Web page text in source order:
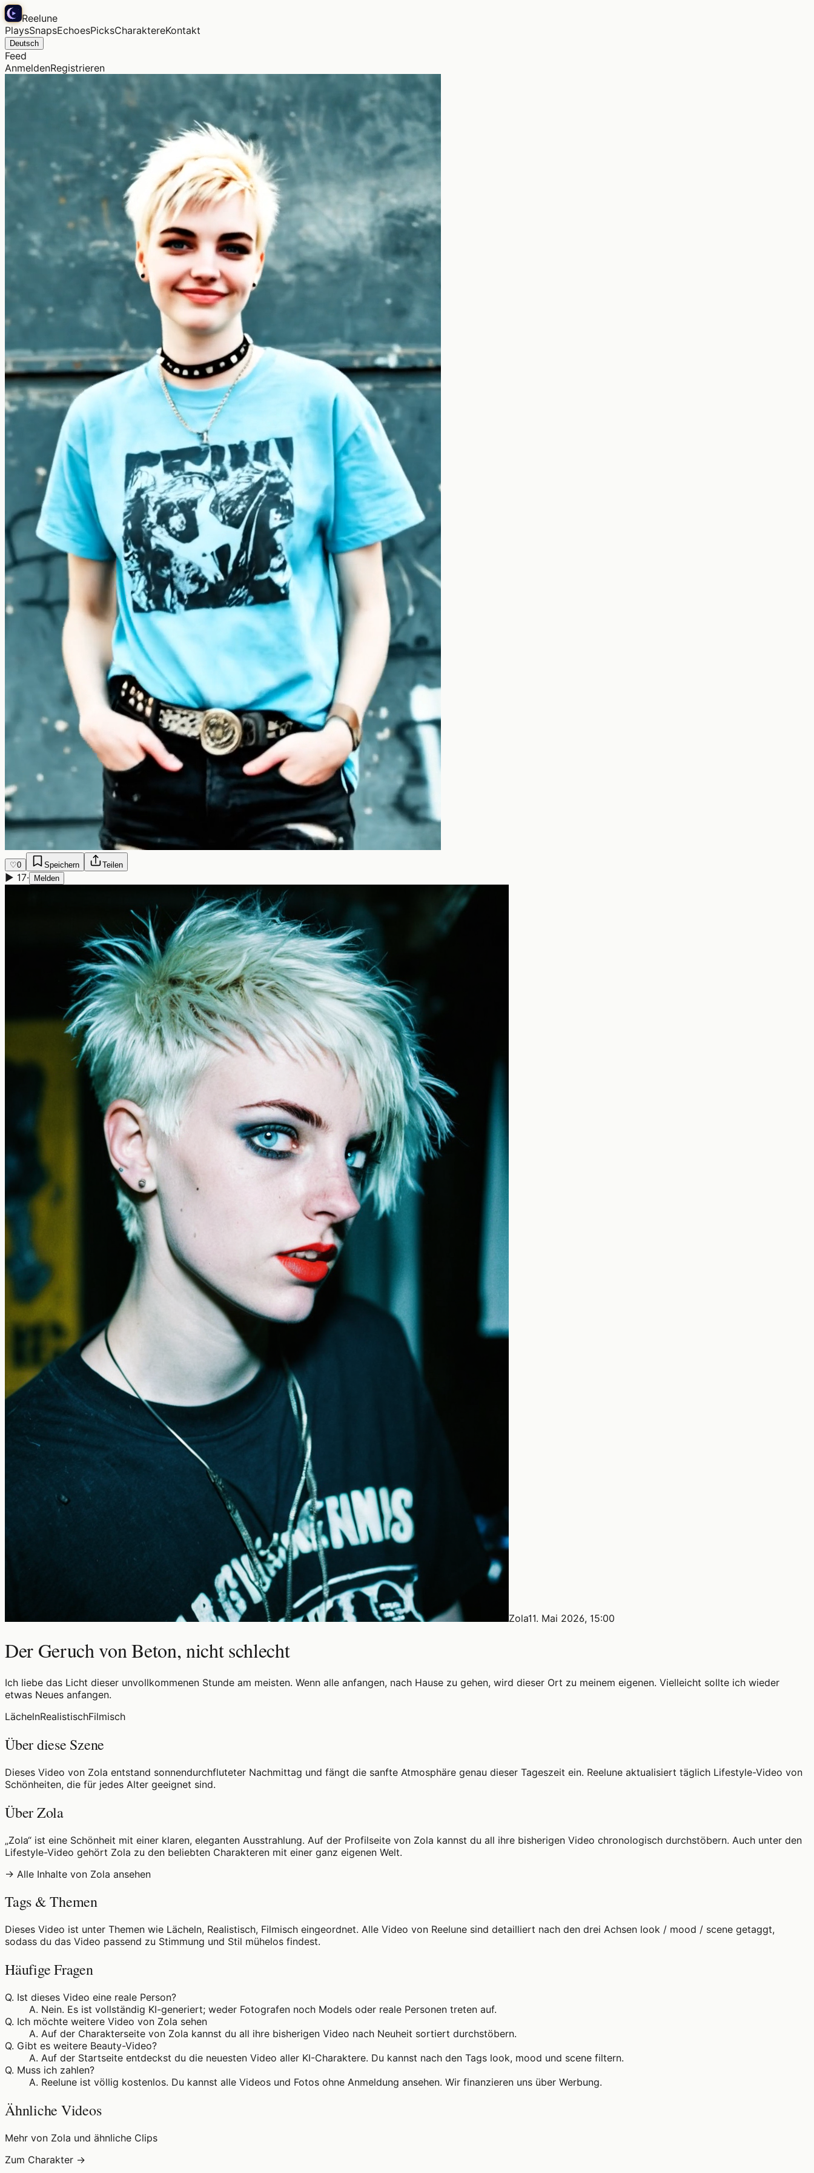
Reelune
PlaysSnapsEchoesPicksCharaktereKontakt
Deutsch
Feed
AnmeldenRegistrieren
♡0 Speichern Teilen
▶ 17· Melden
Zola11. Mai 2026, 15:00
Der Geruch von Beton, nicht schlecht
Ich liebe das Licht dieser unvollkommenen Stunde am meisten. Wenn alle anfangen, nach Hause zu gehen, wird dieser Ort zu meinem eigenen. Vielleicht sollte ich wieder
etwas Neues anfangen.
LächelnRealistischFilmisch
Über diese Szene
Dieses Video von Zola entstand sonnendurchfluteter Nachmittag und fängt die sanfte Atmosphäre genau dieser Tageszeit ein. Reelune aktualisiert täglich Lifestyle-Video von
Schönheiten, die für jedes Alter geeignet sind.
Über Zola
„Zola“ ist eine Schönheit mit einer klaren, eleganten Ausstrahlung. Auf der Profilseite von Zola kannst du all ihre bisherigen Video chronologisch durchstöbern. Auch unter den
Lifestyle-Video gehört Zola zu den beliebten Charakteren mit einer ganz eigenen Welt.
→ Alle Inhalte von Zola ansehen
Tags & Themen
Dieses Video ist unter Themen wie Lächeln, Realistisch, Filmisch eingeordnet. Alle Video von Reelune sind detailliert nach den drei Achsen look / mood / scene getaggt,
sodass du das Video passend zu Stimmung und Stil mühelos findest.
Häufige Fragen
Q. Ist dieses Video eine reale Person?
A. Nein. Es ist vollständig KI-generiert; weder Fotografen noch Models oder reale Personen treten auf.
Q. Ich möchte weitere Video von Zola sehen
A. Auf der Charakterseite von Zola kannst du all ihre bisherigen Video nach Neuheit sortiert durchstöbern.
Q. Gibt es weitere Beauty-Video?
A. Auf der Startseite entdeckst du die neuesten Video aller KI-Charaktere. Du kannst nach den Tags look, mood und scene filtern.
Q. Muss ich zahlen?
A. Reelune ist völlig kostenlos. Du kannst alle Videos und Fotos ohne Anmeldung ansehen. Wir finanzieren uns über Werbung.
Ähnliche Videos
Mehr von Zola und ähnliche Clips
Zum Charakter →